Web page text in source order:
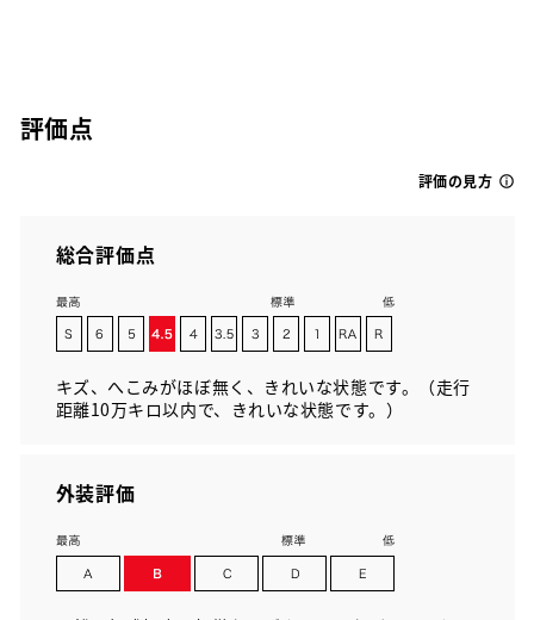
評価点
評価の見方
総合評価点
キズ、へこみがほぼ無く、きれいな状態です。（走行
距離10万キロ以内で、きれいな状態です。）
外装評価